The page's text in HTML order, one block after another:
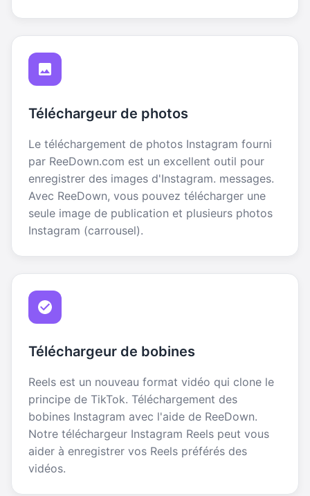
Téléchargeur de photos
Le téléchargement de photos Instagram fourni
par ReeDown.com est un excellent outil pour
enregistrer des images d'Instagram. messages.
Avec ReeDown, vous pouvez télécharger une
seule image de publication et plusieurs photos
Instagram (carrousel).
Téléchargeur de bobines
Reels est un nouveau format vidéo qui clone le
principe de TikTok. Téléchargement des
bobines Instagram avec l'aide de ReeDown.
Notre téléchargeur Instagram Reels peut vous
aider à enregistrer vos Reels préférés des
vidéos.